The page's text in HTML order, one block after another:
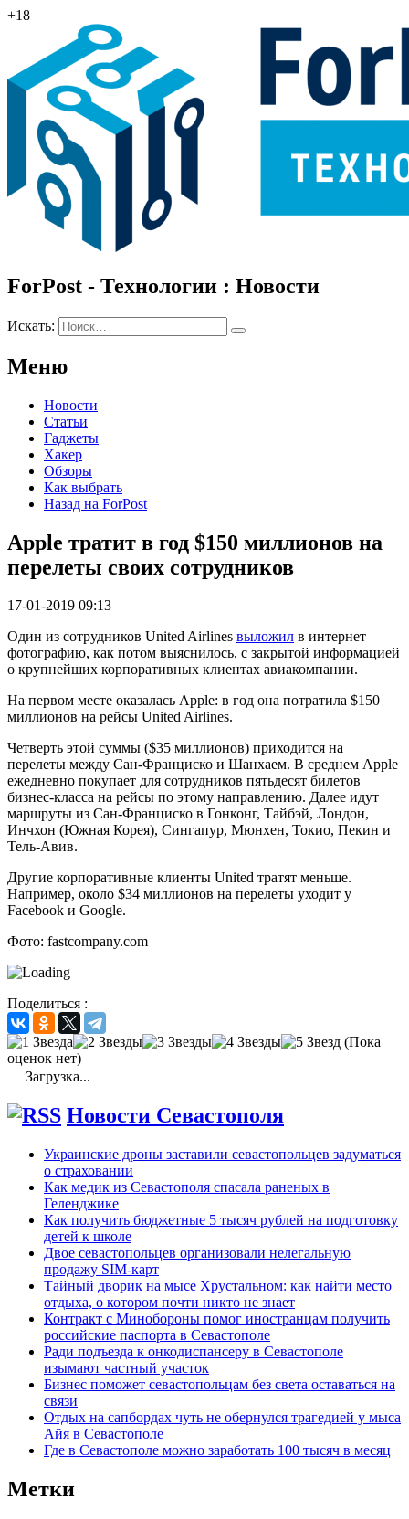
+18
ForPost - Технологии : Новости
Искать:
Меню
Новости
Статьи
Гаджеты
Хакер
Обзоры
Как выбрать
Назад на ForPost
Apple тратит в год $150 миллионов на
перелеты своих сотрудников
17-01-2019 09:13
Один из сотрудников United Airlines выложил в интернет
фотографию, как потом выяснилось, c закрытой информацией
о крупнейших корпоративных клиентах авиакомпании.
На первом месте оказалась Apple: в год она потратила $150
миллионов на рейсы United Airlines.
Четверть этой суммы ($35 миллионов) приходится на
перелеты между Сан-Франциско и Шанхаем. В среднем Apple
ежедневно покупает для сотрудников пятьдесят билетов
бизнес-класса на рейсы по этому направлению. Далее идут
маршруты из Сан-Франциско в Гонконг, Тайбэй, Лондон,
Инчхон (Южная Корея), Сингапур, Мюнхен, Токио, Пекин и
Тель-Авив.
Другие корпоративные клиенты United тратят меньше.
Например, около $34 миллионов на перелеты уходит у
Facebook и Google.
Фото: fastcompany.com
Поделиться :
(Пока
оценок нет)
Загрузка...
Новости Севастополя
Украинские дроны заставили севастопольцев задуматься
о страховании
Как медик из Севастополя спасала раненых в
Геленджике
Как получить бюджетные 5 тысяч рублей на подготовку
детей к школе
Двое севастопольцев организовали нелегальную
продажу SIM-карт
Тайный дворик на мысе Хрустальном: как найти место
отдыха, о котором почти никто не знает
Контракт с Минобороны помог иностранцам получить
российские паспорта в Севастополе
Ради подъезда к онкодиспансеру в Севастополе
изымают частный участок
Бизнес поможет севастопольцам без света оставаться на
связи
Отдых на сапбордах чуть не обернулся трагедией у мыса
Айя в Севастополе
Где в Севастополе можно заработать 100 тысяч в месяц
Метки